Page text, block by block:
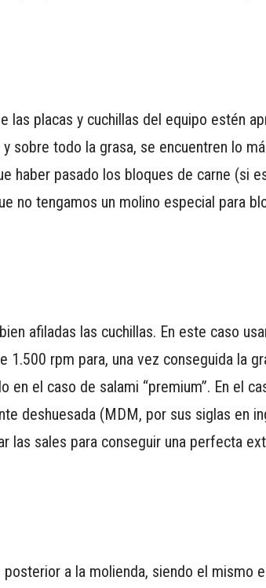
las placas y cuchillas del equipo estén
sobre todo la grasa, se encuentren lo
haber pasado los bloques de carne (si
no tengamos un molino especial para
afiladas las cuchillas. En este caso
1.500 rpm para, una vez conseguida la
el caso de salami “premium”. En el
deshuesada (MDM, por sus siglas en
las sales para conseguir una perfecta
a la molienda, siendo el mismo